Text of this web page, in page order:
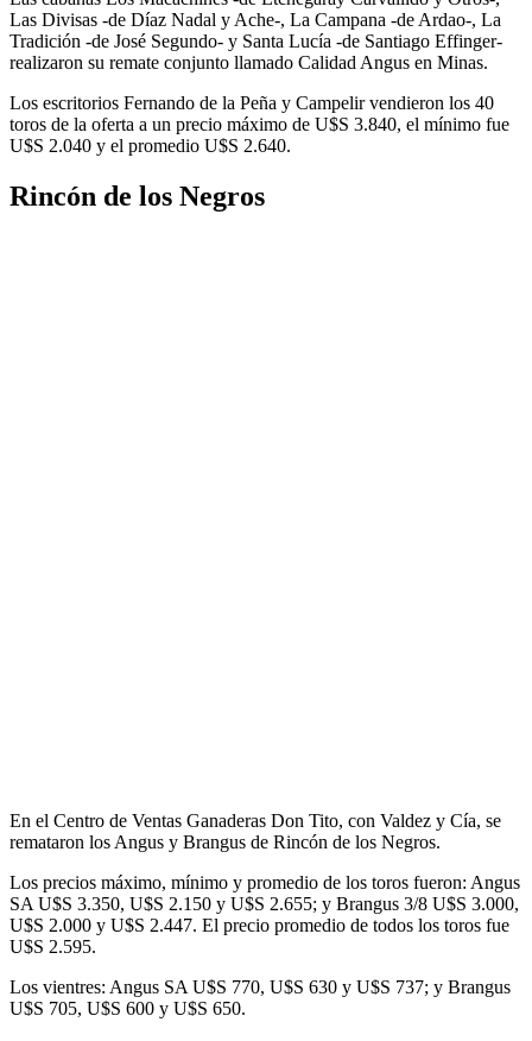
Las Divisas -de Díaz Nadal y Ache-, La Campana -de Ardao-, La
Tradición -de José Segundo- y Santa Lucía -de Santiago Effinger-
realizaron su remate conjunto llamado Calidad Angus en Minas.
Los escritorios Fernando de la Peña y Campelir vendieron los 40
toros de la oferta a un precio máximo de U$S 3.840, el mínimo fue
U$S 2.040 y el promedio U$S 2.640.
Rincón de los Negros
En el Centro de Ventas Ganaderas Don Tito, con Valdez y Cía, se
remataron los Angus y Brangus de Rincón de los Negros.
Los precios máximo, mínimo y promedio de los toros fueron: Angus
SA U$S 3.350, U$S 2.150 y U$S 2.655; y Brangus 3/8 U$S 3.000,
U$S 2.000 y U$S 2.447. El precio promedio de todos los toros fue
U$S 2.595.
Los vientres: Angus SA U$S 770, U$S 630 y U$S 737; y Brangus
U$S 705, U$S 600 y U$S 650.